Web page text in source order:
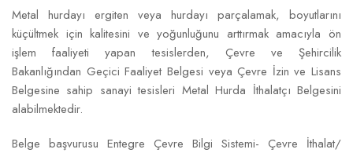
Metal hurdayı ergiten veya hurdayı parçalamak, boyutlarını
küçültmek için kalitesini ve yoğunluğunu arttırmak amacıyla ön
işlem faaliyeti yapan tesislerden, Çevre ve Şehircilik
Bakanlığından Geçici Faaliyet Belgesi veya Çevre İzin ve Lisans
Belgesine sahip sanayi tesisleri Metal Hurda İthalatçı Belgesini
alabilmektedir.
Belge başvurusu Entegre Çevre Bilgi Sistemi- Çevre İthalat/